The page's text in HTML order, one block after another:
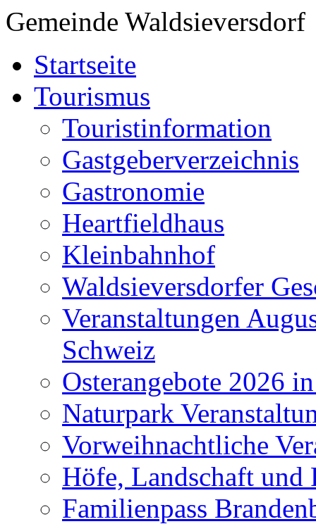
Gemeinde Waldsieversdorf
Startseite
Tourismus
Touristinformation
Gastgeberverzeichnis
Gastronomie
Heartfieldhaus
Kleinbahnhof
Waldsieversdorfer
Veranstaltungen
Schweiz
Osterangebote 2026
Naturpark
Vorweihnachtliche
Höfe, Landschaft und
Familienpass